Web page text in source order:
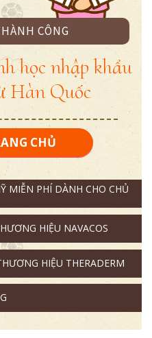
CHỦ
học nhập khẩu
Hàn Quốc
CÔNG
MIỄN PHÍ DÀNH CHO CHỦ
HIỆU NAVACOS
HIỆU THERADERM